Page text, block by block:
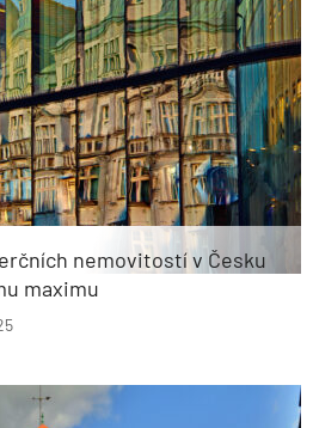
nemovitostí v Česku
maximu